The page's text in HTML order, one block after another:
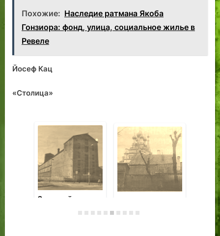
Похожие: Наследие ратмана Якоба
Гонзиора: фонд, улица, социальное жилье в
Ревеле
Йосеф Кац
«Столица»
Зерновой
«Воспоминание»: